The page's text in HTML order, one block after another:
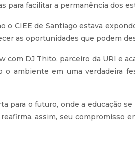
para facilitar a permanência dos
o CIEE de Santiago estava
as oportunidades que podem
com DJ Thito, parceiro da URI e
o ambiente em uma verdadeira
para o futuro, onde a educação
assim, seu compromisso